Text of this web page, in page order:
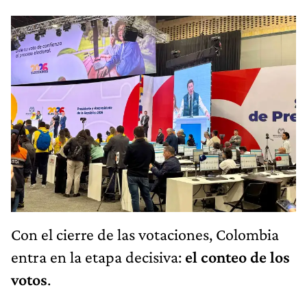
Con el cierre de las votaciones, Colombia
entra en la etapa decisiva: el conteo de los
votos.